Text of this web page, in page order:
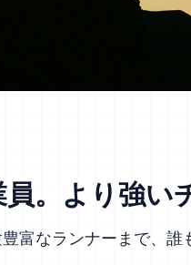
。より強い
富なランナーまで、誰